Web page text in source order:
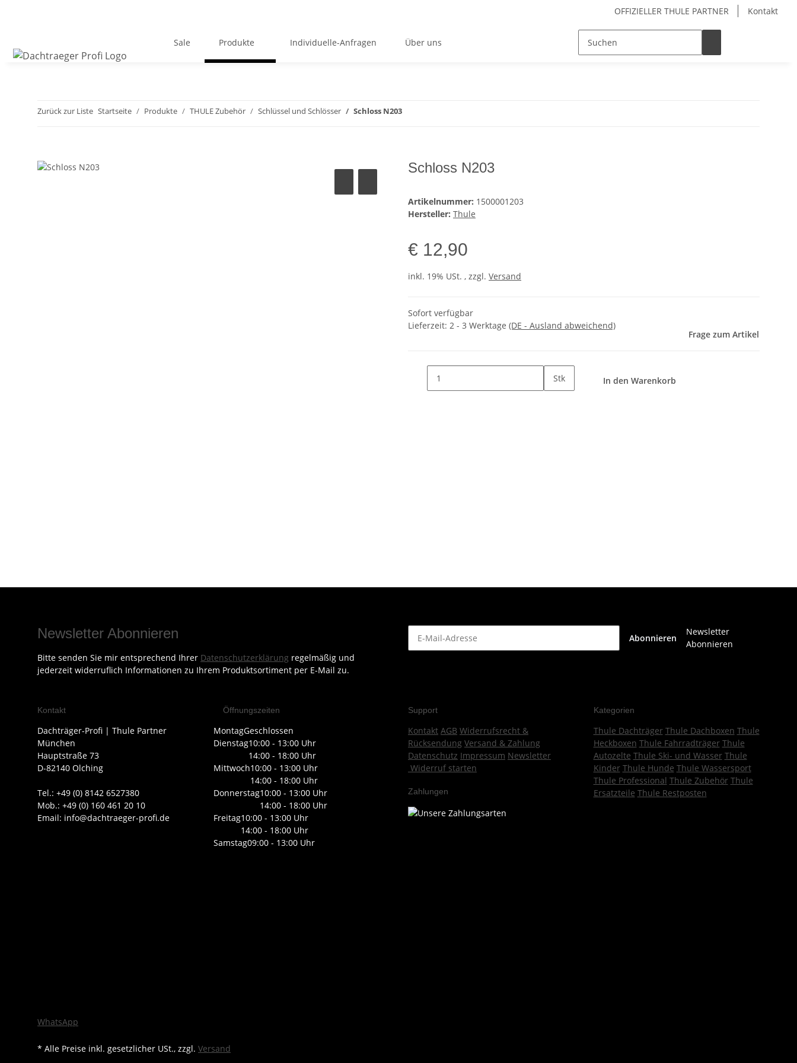
OFFIZIELLER THULE PARTNER Kontakt
Sale Produkte Individuelle-Anfragen Über uns
Zurück zur Liste Startseite Produkte THULE Zubehör Schlüssel und Schlösser Schloss N203
Schloss N203
Artikelnummer: 1500001203
Hersteller: Thule
€ 12,90
inkl. 19% USt. , zzgl. Versand
Sofort verfügbar
Lieferzeit: 2 - 3 Werktage (DE - Ausland abweichend)
Frage zum Artikel
Stk In den Warenkorb
Newsletter Abonnieren
Bitte senden Sie mir entsprechend Ihrer Datenschutzerklärung regelmäßig und
jederzeit widerruflich Informationen zu Ihrem Produktsortiment per E-Mail zu.
Abonnieren
Newsletter
Abonnieren
Kontakt
Dachträger-Profi | Thule Partner
München
Hauptstraße 73
D-82140 Olching
Tel.: +49 (0) 8142 6527380
Mob.: +49 (0) 160 461 20 10
Email: info@dachtraeger-profi.de
WhatsApp
Öffnungszeiten
MontagGeschlossen
Dienstag10:00 - 13:00 Uhr
14:00 - 18:00 Uhr
Mittwoch10:00 - 13:00 Uhr
14:00 - 18:00 Uhr
Donnerstag10:00 - 13:00 Uhr
14:00 - 18:00 Uhr
Freitag10:00 - 13:00 Uhr
14:00 - 18:00 Uhr
Samstag09:00 - 13:00 Uhr
Support
Kontakt AGB Widerrufsrecht &
Rücksendung Versand & Zahlung
Datenschutz Impressum Newsletter
Widerruf starten
Zahlungen
Kategorien
Thule Dachträger Thule Dachboxen Thule
Heckboxen Thule Fahrradträger Thule
Autozelte Thule Ski- und Wasser Thule
Kinder Thule Hunde Thule Wassersport
Thule Professional Thule Zubehör Thule
Ersatzteile Thule Restposten
* Alle Preise inkl. gesetzlicher USt., zzgl. Versand